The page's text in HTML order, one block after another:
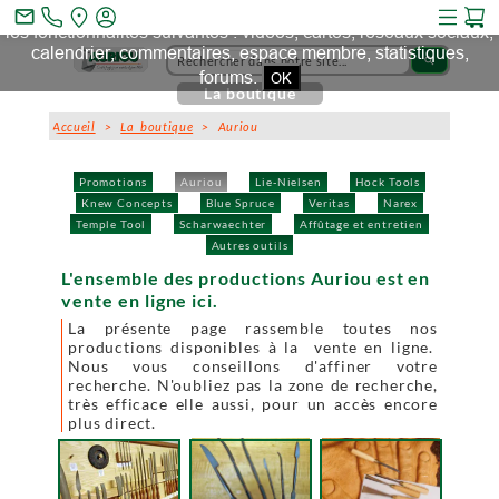
search
Promotions Auriou Lie-Nielsen
Hock Tools
Knew Concepts
Blue Spruce Veritas
Narex
Temple Tool
Scharwaechter
Affûtage et entretien
Autres outils
La boutique
Accueil >La boutique > Auriou
L'ensemble des productions Auriou est en
vente en ligne ici.
La présente page rassemble toutes nos
productions disponibles à la vente en ligne.
Nous vous conseillons d'affiner votre
recherche. N'oubliez pas la zone de recherche,
très efficace elle aussi, pour un accès encore
plus direct.
mail_outline
Ce site et des sites tiers qu'il utilise collectent des cookies pour
les fonctionnalités suivantes : vidéos, cartes, réseaux sociaux,
calendrier, commentaires, espace membre, statistiques,
forums. OK